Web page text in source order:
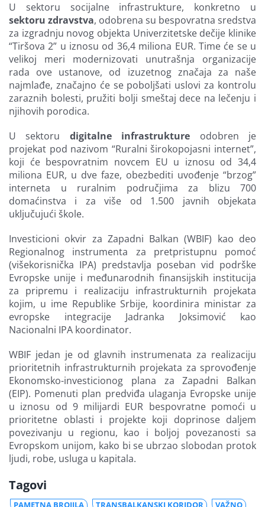
U sektoru socijalne infrastrukture, konkretno u
sektoru zdravstva, odobrena su bespovratna sredstva
za izgradnju novog objekta Univerzitetske dečije klinike
“Tiršova 2” u iznosu od 36,4 miliona EUR. Time će se u
velikoj meri modernizovati unutrašnja organizacije
rada ove ustanove, od izuzetnog značaja za naše
najmlađe, značajno će se poboljšati uslovi za kontrolu
zaraznih bolesti, pružiti bolji smeštaj dece na lečenju i
njihovih porodica.
U sektoru digitalne infrastrukture odobren je
projekat pod nazivom “Ruralni širokopojasni internet”,
koji će bespovratnim novcem EU u iznosu od 34,4
miliona EUR, u dve faze, obezbediti uvođenje “brzog”
interneta u ruralnim područjima za blizu 700
domaćinstva i za više od 1.500 javnih objekata
uključujući škole.
Investicioni okvir za Zapadni Balkan (WBIF) kao deo
Regionalnog instrumenta za pretpristupnu pomoć
(višekorisnička IPA) predstavlja poseban vid podrške
Evropske unije i međunarodnih finansijskih institucija
za pripremu i realizaciju infrastrukturnih projekata
kojim, u ime Republike Srbije, koordinira ministar za
evropske integracije Jadranka Joksimović kao
Nacionalni IPA koordinator.
WBIF jedan je od glavnih instrumenata za realizaciju
prioritetnih infrastrukturnih projekata za sprovođenje
Ekonomsko-investicionog plana za Zapadni Balkan
(EIP). Pomenuti plan predviđa ulaganja Evropske unije
u iznosu od 9 milijardi EUR bespovratne pomoći u
prioritetne oblasti i projekte koji doprinose daljem
povezivanju u regionu, kao i boljoj povezanosti sa
Evropskom unijom, kako bi se ubrzao slobodan protok
ljudi, robe, usluga u kapitala.
Tagovi